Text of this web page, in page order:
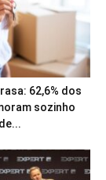
62,6% dos
sozinho